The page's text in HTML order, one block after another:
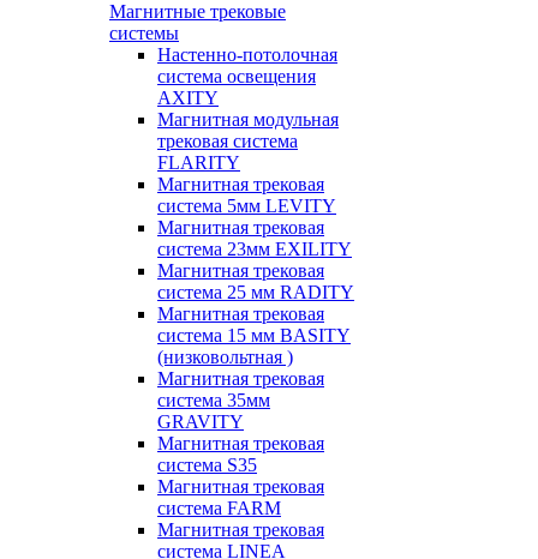
Магнитные трековые
системы
Настенно-потолочная
система освещения
AXITY
Магнитная модульная
трековая система
FLARITY
Магнитная трековая
система 5мм LEVITY
Магнитная трековая
система 23мм EXILITY
Магнитная трековая
система 25 мм RADITY
Магнитная трековая
система 15 мм BASITY
(низковольтная )
Магнитная трековая
система 35мм
GRAVITY
Магнитная трековая
система S35
Магнитная трековая
система FARM
Магнитная трековая
система LINEA